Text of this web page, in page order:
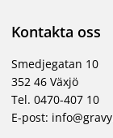
Kontakta oss
Smedjegatan 10
352 46 Växjö
Tel. 0470-407 10
E-post: